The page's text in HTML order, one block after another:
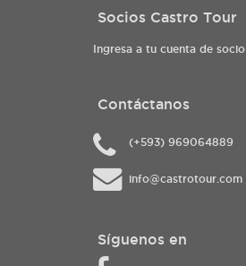
Socios Castro Tour
Ingresa a tu cuenta de socio
Contáctanos
(+593) 969064889
info@castrotour.com
Síguenos en